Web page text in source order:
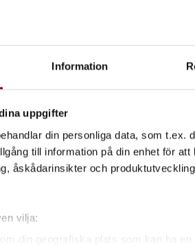
Information
uppgifter
din personliga data, som t.ex.
till information på din enhet för
åskådarinsikter och
vilja:
din geografiska plats som kan ha en
circles
in Arabic,